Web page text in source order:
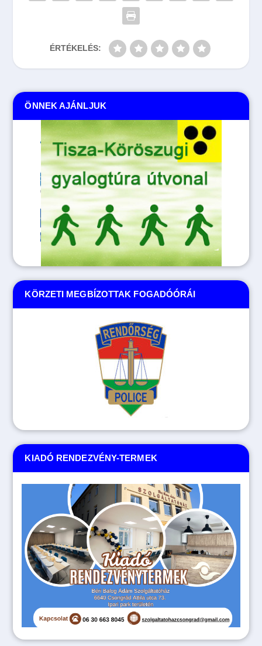
ÉRTÉKELÉS:
KIADÓ RENDEZVÉNY-TERMEK
KÖRZETI MEGBÍZOTTAK FOGADÓÓRÁI
ÖNNEK AJÁNLJUK
Tovább